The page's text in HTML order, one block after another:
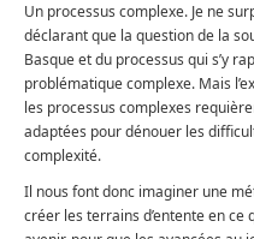
Un processus complexe. Je ne
déclarant que la question de la
Basque et du processus qui s’y
problématique complexe. Mais
les processus complexes
adaptées pour dénouer les
complexité.
Il nous font donc imaginer une
créer les terrains d’entente en ce